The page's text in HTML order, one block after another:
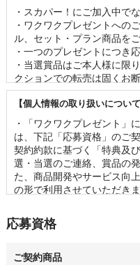
・番組撮影のあるイベント
がございます。
・やむを得ない事情が発生
イベントを中止する場合が
・イベントに関連して発生
は一切責任を負いません。
・新型コロナウイルス感染
主催者・イベント会場等の
・スカパー！にご加入中で
・ワクワクプレゼントへの
ル、セット・プラン商品を
・一つのプレゼントにつき
・当選賞品はご本人様に限
クションでの転売は固くお
・賞品の内容（イベントの
前の予告なく変更となる場
・お客様の当選機会均等の
以内の再当選はできません
・当選の発表は、当選の通
なお、賞品のお届け先は日
・応募状況、および当落に
かねます。
・賞品の管理には万全を期
可能性がございます。予め
【個人情報の取り扱いについて
・「ワクワクプレゼント」
は、下記「応募資格」のご
契約約款に基づく「特典及
選・当選のご連絡、賞品の
た、商品開発やサービス向
の形で利用させていただき
る場合には、あらかじめ必
ださい。
会社のプライバシーポリシ
応募資格
ご契約商品